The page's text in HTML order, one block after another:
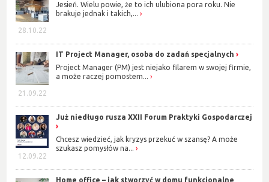
28.10.22
Jesień. Wielu powie, że to ich ulubiona pora roku. Nie
brakuje jednak i takich,...
21.09.22
IT Project Manager, osoba do zadań specjalnych
Project Manager (PM) jest niejako filarem w swojej firmie,
a może raczej pomostem...
12.09.22
Już niedługo rusza XXII Forum Praktyki Gospodarczej
Chcesz wiedzieć, jak kryzys przekuć w szansę? A może
szukasz pomysłów na...
Home office – jak stworzyć w domu funkcjonalne